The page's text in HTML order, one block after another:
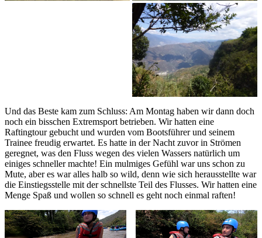
Und das Beste kam zum Schluss: Am Montag haben wir dann doch
noch ein bisschen Extremsport betrieben. Wir hatten eine
Raftingtour gebucht und wurden vom Bootsführer und seinem
Trainee freudig erwartet. Es hatte in der Nacht zuvor in Strömen
geregnet, was den Fluss wegen des vielen Wassers natürlich um
einiges schneller machte! Ein mulmiges Gefühl war uns schon zu
Mute, aber es war alles halb so wild, denn wie sich herausstellte war
die Einstiegsstelle mit der schnellste Teil des Flusses. Wir hatten eine
Menge Spaß und wollen so schnell es geht noch einmal raften!